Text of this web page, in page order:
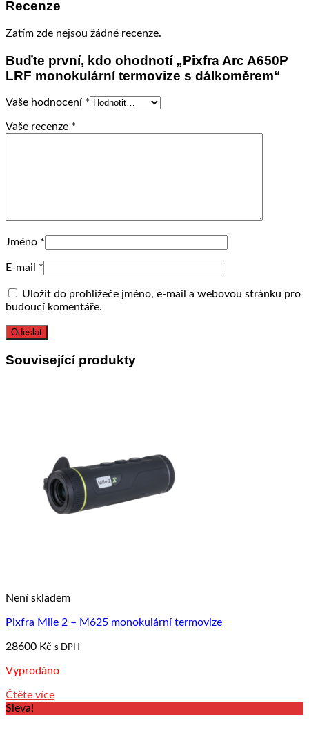
Recenze
Zatím zde nejsou žádné recenze.
Buďte první, kdo ohodnotí „Pixfra Arc A650P
LRF monokulární termovize s dálkoměrem“
Vaše hodnocení *
Vaše recenze *
Jméno *
E-mail *
Uložit do prohlížeče jméno, e-mail a webovou stránku pro
budoucí komentáře.
Související produkty
Není skladem
Pixfra Mile 2 – M625 monokulární termovize
28600 Kč s DPH
Vyprodáno
Čtěte více
Sleva!